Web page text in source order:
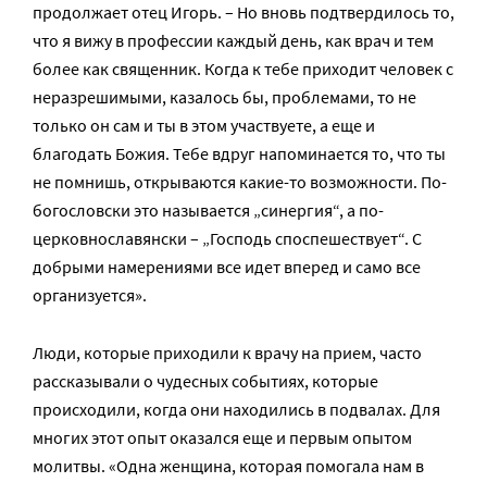
продолжает отец Игорь. – Но вновь подтвердилось то,
что я вижу в профессии каждый день, как врач и тем
более как священник. Когда к тебе приходит человек с
неразрешимыми, казалось бы, проблемами, то не
только он сам и ты в этом участвуете, а еще и
благодать Божия. Тебе вдруг напоминается то, что ты
не помнишь, открываются какие-то возможности. По-
богословски это называется „синергия“, а по-
церковнославянски – „Господь споспешествует“. С
добрыми намерениями все идет вперед и само все
организуется».
Люди, которые приходили к врачу на прием, часто
рассказывали о чудесных событиях, которые
происходили, когда они находились в подвалах. Для
многих этот опыт оказался еще и первым опытом
молитвы. «Одна женщина, которая помогала нам в